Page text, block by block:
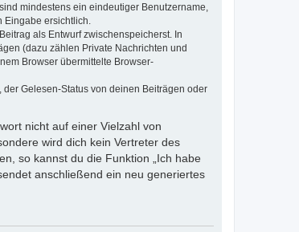
mindestens ein eindeutiger Benutzername,
ersichtlich.
als Entwurf zwischenspeicherst. In
(dazu zählen Private Nachrichten und
Browser übermittelte Browser-
Gelesen-Status von deinen Beiträgen oder
nicht auf einer Vielzahl von
wird dich kein Vertreter des
so kannst du die Funktion „Ich habe
anschließend ein neu generiertes